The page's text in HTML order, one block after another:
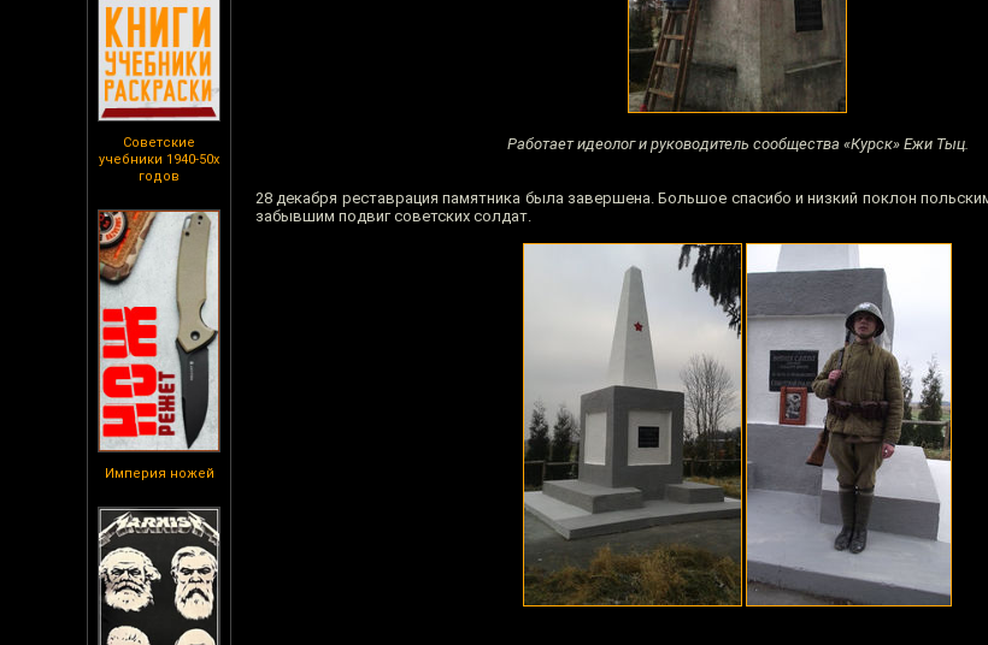
Советские
учебники 1940-50х
годов
Империя ножей
Работает идеолог и руководитель сообщества «Курск» Ежи Тыц.
28 декабря реставрация памятника была завершена. Большое спасибо и низкий поклон
забывшим подвиг советских солдат.